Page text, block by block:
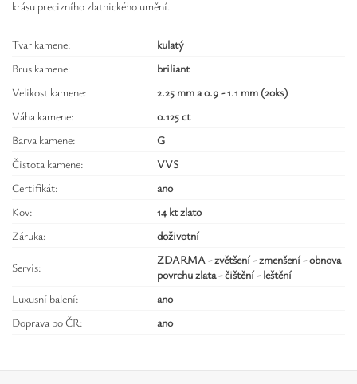
krásu precizního zlatnického umění.
Tvar kamene:
kulatý
Brus kamene:
briliant
Velikost kamene:
2.25 mm a 0.9 - 1.1 mm (20ks)
Váha kamene:
0.125 ct
Barva kamene:
G
Čistota kamene:
VVS
Certifikát:
ano
Kov:
14 kt zlato
Záruka:
doživotní
Servis:
ZDARMA - zvětšení - zmenšení - obnova
povrchu zlata - čištění - leštění
Luxusní balení:
ano
Doprava po ČR:
ano